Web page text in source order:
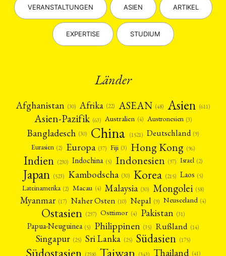
VERANSTALTUNGEN ASIEN ARTIKEL
EXPERTISE STUDIUM
Länder
Afghanistan (30) Afrika (22) ASEAN (48) Asien (611)
Asien-Pazifik (63) Australien (4) Austronesien (3)
Bangladesch (30) China (1521) Deutschland (9)
Eurasien (2) Europa (37) Fiji (3) Hong Kong (96)
Indien (230) Indochina (5) Indonesien (97) Israel (2)
Japan (523) Kambodscha (30) Korea (215) Laos (5)
Lateinamerika (2) Macau (4) Malaysia (30) Mongolei (58)
Myanmar (17) Naher Osten (10) Nepal (9) Neuseeland (4)
Ostasien (297) Osttimor (4) Pakistan (31)
Papua-Neuguinea (5) Philippinen (35) Rußland (14)
Singapur (25) Sri Lanka (25) Südasien (175)
Südostasien (238) Taiwan (343) Thailand (41)